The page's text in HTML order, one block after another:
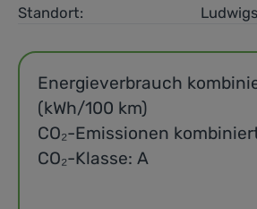
Standort:
Energieverbrauch
(kWh/100 km)
CO₂-Emissionen
CO₂-Klasse: A